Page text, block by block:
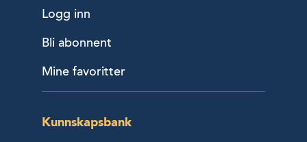
Logg inn
Bli abonnent
Mine favoritter
Kunnskapsbank